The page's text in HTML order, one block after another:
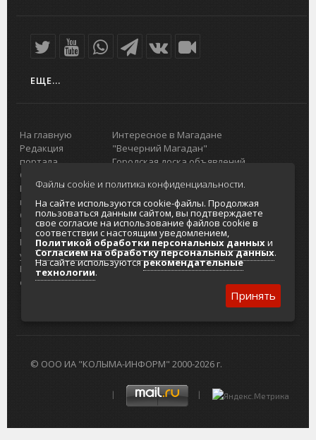
ЕЩЕ...
На главную
Редакция
портала
О проекте
Реклама на
портале
Отзывы и
предложения
Интернет-
услуги
Разработка
сайтов
Интересное в Магадане
"Вечерний Магадан"
Городская доска объявлений
Главный туристический портал
Колымы
Политика в отношении обработки
персональных данных
Согласие на обработку персональных
данных
© ООО ИА "КОЛЫМА-ИНФОРМ" 2000-2026 г.
Файлы cookie и политика конфиденциальности.
На сайте используются cookie-файлы. Продолжая
пользоваться данным сайтом, вы подтверждаете
свое согласие на использование файлов cookie в
соответствии с настоящим уведомлением,
Политикой обработки персональных данныхи
Согласием на обработку персональных данных.
На сайте используютсярекомендательные
технологии.
Принять